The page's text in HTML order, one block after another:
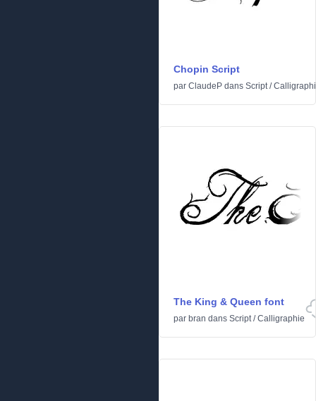
Chopin Script
par ClaudeP dans Script/
The King & Queen font
par bran dans Script/Calligraphie